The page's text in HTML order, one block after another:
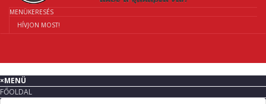
MENÜKERESÉS
HÍVJON MOST!
×MENÜ
FŐOLDAL